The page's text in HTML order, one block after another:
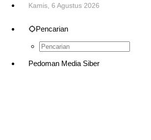
Kamis, 6 Agustus 2026
Pencarian
Pedoman Media Siber